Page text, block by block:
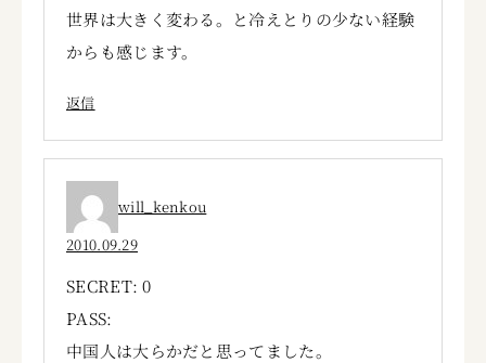
世界は大きく変わる。と冷えとりの少ない経験
からも感じます。
返信
will_kenkou
2010.09.29
SECRET: 0
PASS:
中国人は大らかだと思ってました。